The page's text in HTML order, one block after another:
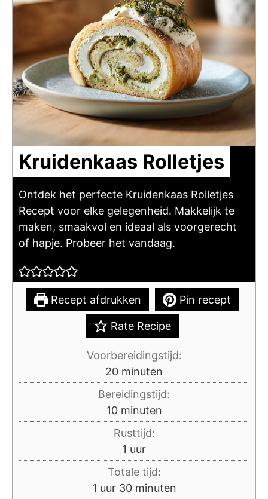
Kruidenkaas Rolletjes
Ontdek het perfecte Kruidenkaas Rolletjes
Recept voor elke gelegenheid. Makkelijk te
maken, smaakvol en ideaal als voorgerecht
of hapje. Probeer het vandaag.
Recept afdrukken Pin recept
Rate Recipe
Voorbereidingstijd:
20minuten
minuten
Bereidingstijd:
10minuten
minuten
Rusttijd:
1 uur
uur
Totale tijd:
1 uur
uur 30minuten
minuten